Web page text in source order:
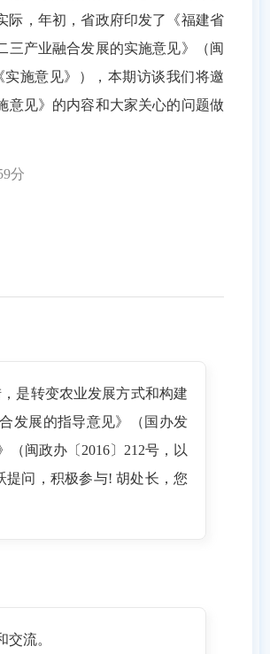
际，年初，省政府印发了《福建省
三产业融合发展的实施意见》（闽
实施意见》），本期访谈我们将邀
意见》的内容和大家关心的问题做
分
是转变农业发展方式和构建
发展的指导意见》（国办发
闽政办〔2016〕212号，以
问，积极参与! 胡处长，您
流。